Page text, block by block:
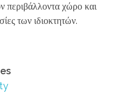
περιβάλλοντα χώρο και
των ιδιοκτητών.